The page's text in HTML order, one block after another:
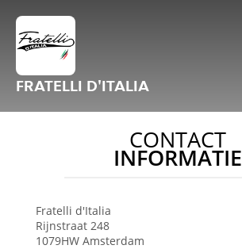
FRATELLI D'ITALIA
CONTACT
INFORMATIE
Fratelli d'Italia
Rijnstraat 248
1079HW Amsterdam